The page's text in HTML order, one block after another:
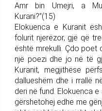
Amr bin Umejri, a
Kurani?”(15)
Elokuenca e Kuranit
folurit njerëzor, gjë që
është mrekulli. Çdo poet
një poezi dhe jo në të
Kuranit, megjithëse
dallueshëm dhe i rrallë
deri në fund. Elokuenca
gërshetohej edhe me